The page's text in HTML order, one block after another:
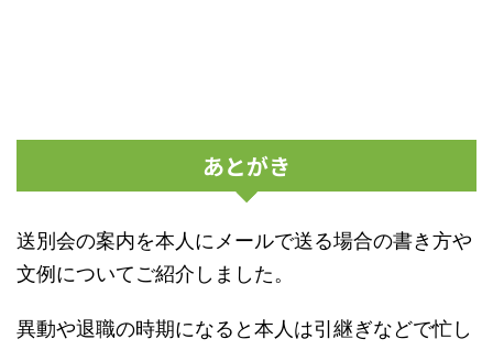
あとがき
送別会の案内を本人にメールで送る場合の書き方や
文例についてご紹介しました。
異動や退職の時期になると本人は引継ぎなどで忙し